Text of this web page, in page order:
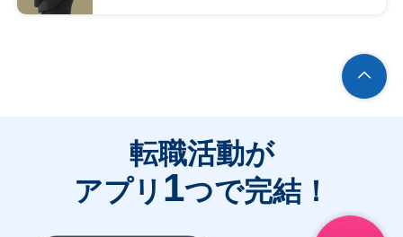
転職活動が
アプリ 1つで完結！